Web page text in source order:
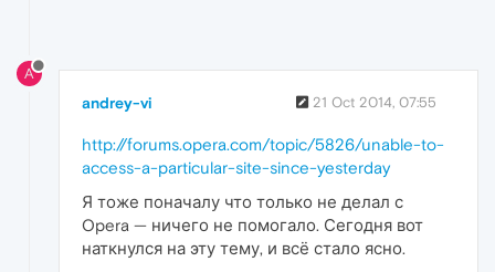
A
andrey-vi 21 Oct 2014, 07:55
http://forums.opera.com/topic/5826/unable-to-
access-a-particular-site-since-yesterday
Я тоже поначалу что только не делал с
Opera — ничего не помогало. Сегодня вот
наткнулся на эту тему, и всё стало ясно.